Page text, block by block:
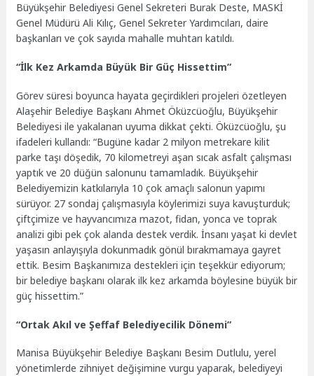
Büyükşehir Belediyesi Genel Sekreteri Burak Deste, MASKİ
Genel Müdürü Ali Kılıç, Genel Sekreter Yardımcıları, daire
başkanları ve çok sayıda mahalle muhtarı katıldı.
“İlk Kez Arkamda Büyük Bir Güç Hissettim”
Görev süresi boyunca hayata geçirdikleri projeleri özetleyen
Alaşehir Belediye Başkanı Ahmet Öküzcüoğlu, Büyükşehir
Belediyesi ile yakalanan uyuma dikkat çekti. Öküzcüoğlu, şu
ifadeleri kullandı: “Bugüne kadar 2 milyon metrekare kilit
parke taşı döşedik, 70 kilometreyi aşan sıcak asfalt çalışması
yaptık ve 20 düğün salonunu tamamladık. Büyükşehir
Belediyemizin katkılarıyla 10 çok amaçlı salonun yapımı
sürüyor. 27 sondaj çalışmasıyla köylerimizi suya kavuşturduk;
çiftçimize ve hayvancımıza mazot, fidan, yonca ve toprak
analizi gibi pek çok alanda destek verdik. İnsanı yaşat ki devlet
yaşasın anlayışıyla dokunmadık gönül bırakmamaya gayret
ettik. Besim Başkanımıza destekleri için teşekkür ediyorum;
bir belediye başkanı olarak ilk kez arkamda böylesine büyük bir
güç hissettim.”
“Ortak Akıl ve Şeffaf Belediyecilik Dönemi”
Manisa Büyükşehir Belediye Başkanı Besim Dutlulu, yerel
yönetimlerde zihniyet değişimine vurgu yaparak, belediyeyi